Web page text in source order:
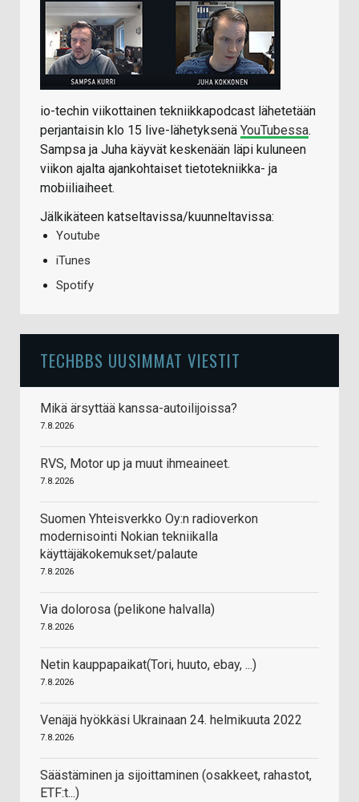
io-techin viikottainen tekniikkapodcast lähetetään
perjantaisin klo 15 live-lähetyksenä YouTubessa.
Sampsa ja Juha käyvät keskenään läpi kuluneen
viikon ajalta ajankohtaiset tietotekniikka- ja
mobiiliaiheet.
Jälkikäteen katseltavissa/kuunneltavissa:
Youtube
iTunes
Spotify
TECHBBS UUSIMMAT VIESTIT
Mikä ärsyttää kanssa-autoilijoissa?
7.8.2026
RVS, Motor up ja muut ihmeaineet.
7.8.2026
Suomen Yhteisverkko Oy:n radioverkon
modernisointi Nokian tekniikalla
käyttäjäkokemukset/palaute
7.8.2026
Via dolorosa (pelikone halvalla)
7.8.2026
Netin kauppapaikat(Tori, huuto, ebay, ...)
7.8.2026
Venäjä hyökkäsi Ukrainaan 24. helmikuuta 2022
7.8.2026
Säästäminen ja sijoittaminen (osakkeet, rahastot,
ETF:t...)